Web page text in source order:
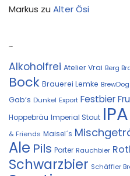
Markus zu Alter Ösi
Alkoholfrei Atelier Vrai Berg
Bock Brauerei Lemke BrewDog
Gab‘s Dunkel Export Festbier
Hoppebräu Imperial Stout IPA
& Friends Maisel´s
Ale Pils Porter Rauchbier
Schwarzbier Schäffler